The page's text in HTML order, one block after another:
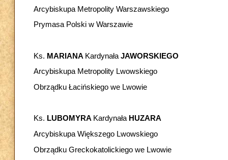
Arcybiskupa Metropolity Warszawskiego
Prymasa Polski w Warszawie
Ks. MARIANA Kardynała JAWORSKIEGO
Arcybiskupa Metropolity Lwowskiego
Obrządku Łacińskiego we Lwowie
Ks. LUBOMYRA Kardynała HUZARA
Arcybiskupa Większego Lwowskiego
Obrządku Greckokatolickiego we Lwowie